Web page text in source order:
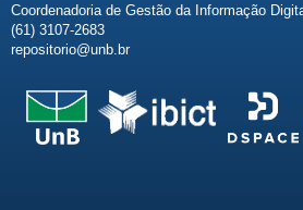
Coordenadoria de Gestão da Informação
(61) 3107-2683
repositorio@unb.br